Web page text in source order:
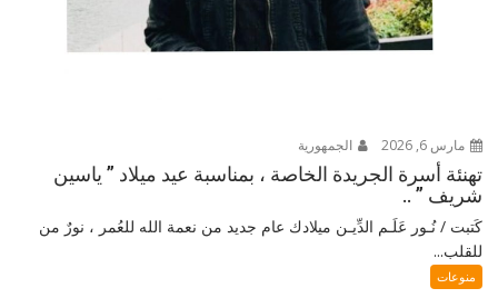
مارس 6, 2026 الجمهورية
تهنئة أسرة الجريدة الخاصة ، بمناسبة عيد ميلاد ” ياسين
شريف ” ..
كَتبت / نُـور عَلَـم الدِّيـن ميلادك عام جديد من نعمة الله للعُمر ، نورٌ من
للقلب...
منوعات